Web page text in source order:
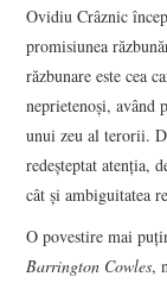
Ovidiu Crâznic
promisiunea
răzbunare este cea
neprietenoși,
unui zeu al terorii.
redeșteptat atenția,
cât și ambiguitatea
O povestire mai
Barrington Cowles,